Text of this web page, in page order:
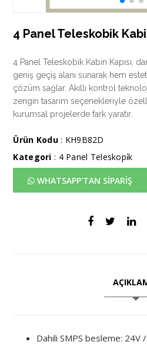
4 Panel Teleskobik
4 Panel Teleskobik Kabin Kapısı,
geniş geçiş alanı sunarak hem
çözüm sağlar. Akıllı kontrol
zengin tasarım seçenekleriyle
kurumsal projelerde fark yaratır.
Ürün Kodu: KH9B82D
Kategori : 4 Panel Teleskopi̇k
WHATSAPP'TAN SİPARİŞ
Dahili SMPS besleme: 24V